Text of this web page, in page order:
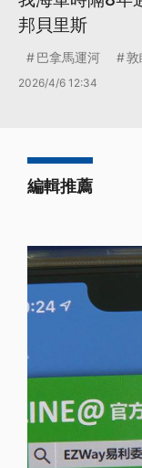
邦貝里斯
巴拿馬運河 敦
2026/4/6 12:34
編輯推薦